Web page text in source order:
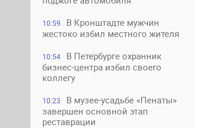
10:59
В Кронштадте мужчин
жестоко избил местного жителя
10:54
В Петербурге охранник
бизнес-центра избил своего
коллегу
10:23
В музее-усадьбе «Пенаты»
завершен основной этап
реставрации